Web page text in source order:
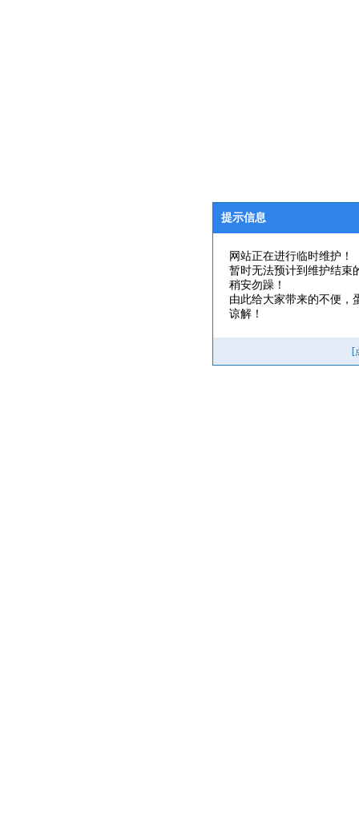
提示信息
网站正在进行临时维护！
暂时无法预计到维护结束
稍安勿躁！
由此给大家带来的不便，
谅解！
[